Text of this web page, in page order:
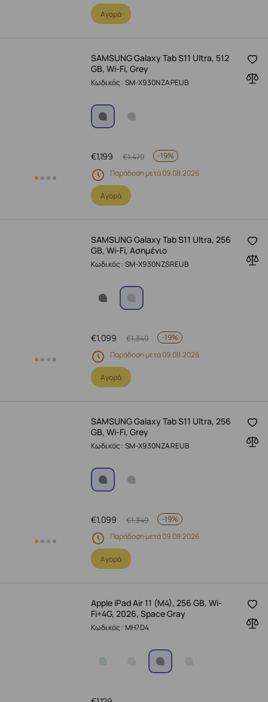
Αγορά
SAMSUNG Galaxy Tab S11 Ultra, 512
GB, Wi-Fi, Grey
Κωδικός: SM-X930NZAPEUB
1,199
€ 1,479
€ -19%
Παράδοση μετά 09.08.2026
Αγορά
SAMSUNG Galaxy Tab S11 Ultra, 256
GB, Wi-Fi, Ασημένιο
Κωδικός: SM-X930NZSREUB
1,099
€ 1,349
€ -19%
Παράδοση μετά 09.08.2026
Αγορά
SAMSUNG Galaxy Tab S11 Ultra, 256
GB, Wi-Fi, Grey
Κωδικός: SM-X930NZAREUB
1,099
€ 1,349
€ -19%
Παράδοση μετά 09.08.2026
Αγορά
Apple iPad Air 11 (M4), 256 GB, Wi-
Fi+4G, 2026, Space Gray
Κωδικός: MH7D4